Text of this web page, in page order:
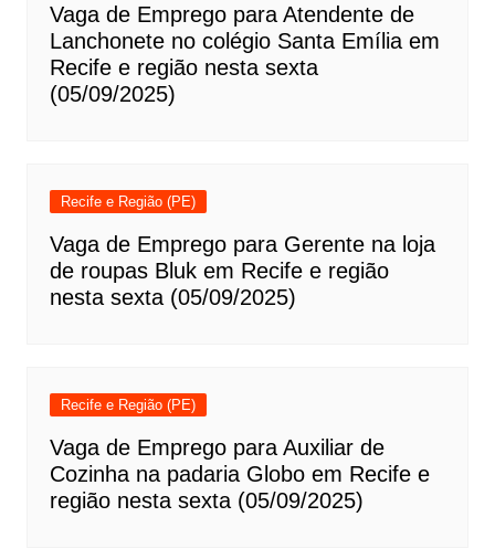
Vaga de Emprego para Atendente de
Lanchonete no colégio Santa Emília em
Recife e região nesta sexta
(05/09/2025)
Recife e Região (PE)
Vaga de Emprego para Gerente na loja
de roupas Bluk em Recife e região
nesta sexta (05/09/2025)
Recife e Região (PE)
Vaga de Emprego para Auxiliar de
Cozinha na padaria Globo em Recife e
região nesta sexta (05/09/2025)